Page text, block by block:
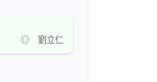
◎ 劉立仁